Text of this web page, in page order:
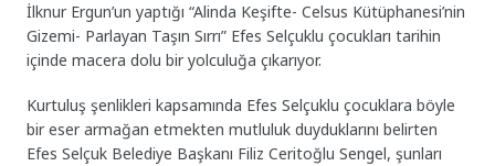
İlknur Ergun’un yaptığı “Alinda Keşifte- Celsus Kütüphanesi’nin
Gizemi- Parlayan Taşın Sırrı” Efes Selçuklu çocukları tarihin
içinde macera dolu bir yolculuğa çıkarıyor.
Kurtuluş şenlikleri kapsamında Efes Selçuklu çocuklara böyle
bir eser armağan etmekten mutluluk duyduklarını belirten
Efes Selçuk Belediye Başkanı Filiz Ceritoğlu Sengel, şunları